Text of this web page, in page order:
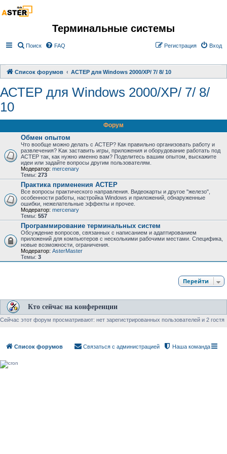
Терминальные системы
Поиск FAQ Вход
Регистрация
Список форумов АСТЕР для Windows 2000/XP/ 7/ 8/ 10
АСТЕР для Windows 2000/XP/ 7/ 8/
10
Форум
Обмен опытом
Что вообще можно делать с АСТЕР? Как правильно организовать работу и
развлечения? Kак заставить игры, приложения и оборудование работать под
АСТЕР так, как нужно именно вам? Поделитесь вашим опытом, выскажите
идеи или задайте вопросы другим пользователям.
Модератор: mercenary
Темы: 273
Практика применения АСТЕР
Все вопросы практического направления. Видеокарты и другое "железо",
особенности работы, настройка Windows и приложений, обнаруженные
ошибки, нежелательные эффекты и прочее.
Модератор: mercenary
Темы: 557
Программирование терминальных систем
Обсуждение вопросов, связанных с написанием и адаптированием
приложений для компьютеров с несколькими рабочими местами. Специфика,
новые возможности, ограничения.
Модератор: AsterMaster
Темы: 3
Перейти
Кто сейчас на конференции
Сейчас этот форум просматривают: нет зарегистрированных пользователей и 2 гостя
Список форумов Наша команда
Связаться с администрацией